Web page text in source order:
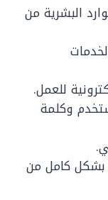
البشرية من
للعمل.
وكلمة
كامل من